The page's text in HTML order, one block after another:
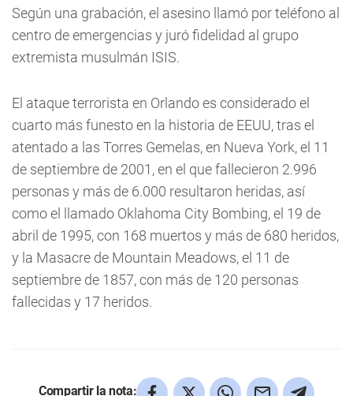
Según una grabación, el asesino llamó por teléfono al
centro de emergencias y juró fidelidad al grupo
extremista musulmán ISIS.
El ataque terrorista en Orlando es considerado el
cuarto más funesto en la historia de EEUU, tras el
atentado a las Torres Gemelas, en Nueva York, el 11
de septiembre de 2001, en el que fallecieron 2.996
personas y más de 6.000 resultaron heridas, así
como el llamado Oklahoma City Bombing, el 19 de
abril de 1995, con 168 muertos y más de 680 heridos,
y la Masacre de Mountain Meadows, el 11 de
septiembre de 1857, con más de 120 personas
fallecidas y 17 heridos.
Compartir la nota: